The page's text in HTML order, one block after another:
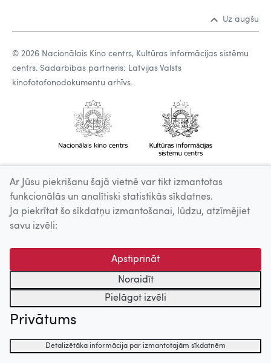
Uz augšu
© 2026 Nacionālais Kino centrs, Kultūras informācijas sistēmu
centrs. Sadarbības partneris: Latvijas Valsts
kinofotofonodokumentu arhīvs.
Ar Jūsu piekrišanu šajā vietnē var tikt izmantotas
funkcionālās un analītiski statistikās sīkdatnes.
Ja piekrītat šo sīkdatņu izmantošanai, lūdzu, atzīmējiet
savu izvēli:
Apstiprināt
Noraidīt
Pielāgot izvēli
Privātums
Detalizētāka informācija par izmantotajām sīkdatnēm